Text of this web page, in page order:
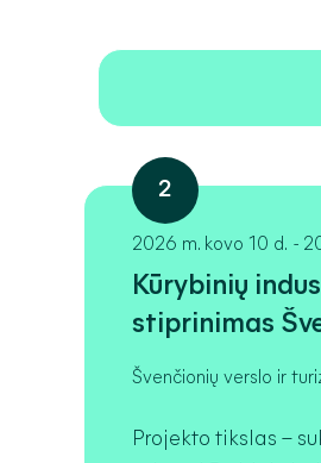
2
2026 m. kovo 10 d. -
Kūrybinių
stiprinimas
Švenčionių verslo ir
Projekto tikslas –